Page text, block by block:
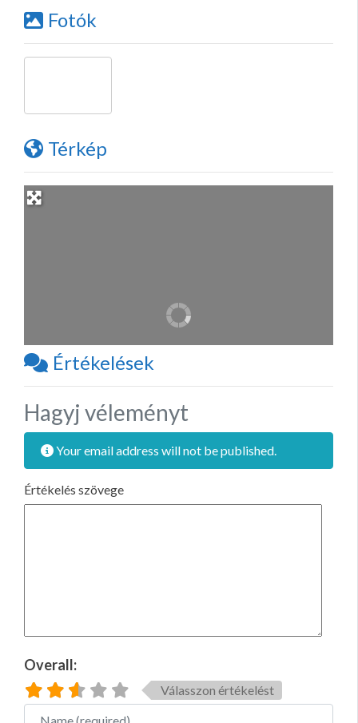
Fotók
Térkép
Értékelések
Hagyj véleményt
Your email address will not be published.
Értékelés szövege
Overall:
Válasszon értékelést
Name